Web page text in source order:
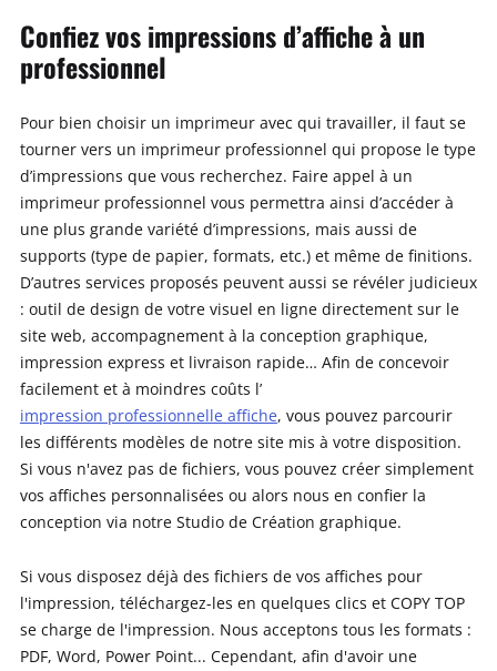
Confiez vos impressions d’affiche à un
professionnel
Pour bien choisir un imprimeur avec qui travailler, il faut se
tourner vers un imprimeur professionnel qui propose le type
d’impressions que vous recherchez. Faire appel à un
imprimeur professionnel vous permettra ainsi d’accéder à
une plus grande variété d’impressions, mais aussi de
supports (type de papier, formats, etc.) et même de finitions.
D’autres services proposés peuvent aussi se révéler judicieux
: outil de design de votre visuel en ligne directement sur le
site web, accompagnement à la conception graphique,
impression express et livraison rapide… Afin de concevoir
facilement et à moindres coûts l’
impression professionnelle affiche, vous pouvez parcourir
les différents modèles de notre site mis à votre disposition.
Si vous n'avez pas de fichiers, vous pouvez créer simplement
vos affiches personnalisées ou alors nous en confier la
conception via notre Studio de Création graphique.
Si vous disposez déjà des fichiers de vos affiches pour
l'impression, téléchargez-les en quelques clics et COPY TOP
se charge de l'impression. Nous acceptons tous les formats :
PDF, Word, Power Point... Cependant, afin d'avoir une